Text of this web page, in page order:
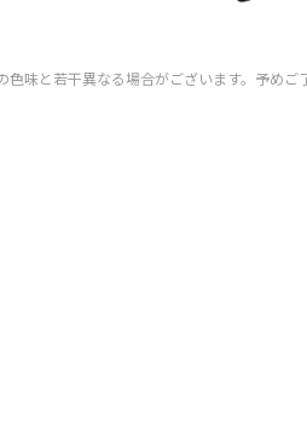
味と若干異なる場合がございます。予めご